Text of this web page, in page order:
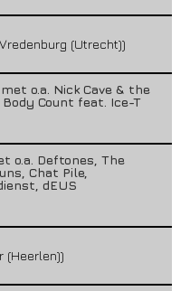
(Utrecht))
o.a. Nick Cave & the
Count feat. Ice-T
o.a. Deftones, The
Chat Pile,
dEUS
(Heerlen))